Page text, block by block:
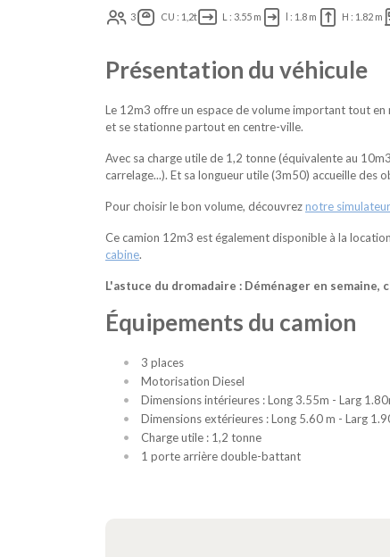
3 CU : 1,2t L : 3.55 m l : 1.8 m H : 1.82 m
Présentation du véhicule
Le 12m3 offre un espace de volume important tout
et se stationne partout en centre-ville.
Avec sa charge utile de 1,2 tonne (équivalente au
carrelage...). Et sa longueur utile (3m50) accueille
Pour choisir le bon volume, découvreznotre
Ce camion 12m3 est également disponible à la
cabine.
L'astuce du dromadaire : Déménager en
Équipements du camion
3 places
Motorisation Diesel
Dimensions intérieures : Long 3.55m - Larg
Dimensions extérieures : Long 5.60 m - Larg
Charge utile : 1,2 tonne
1 porte arrière double-battant